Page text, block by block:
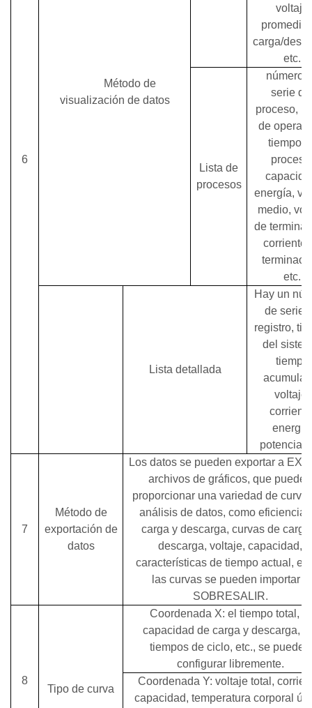
6
Método de
visualización de datos
voltaje
promedio
carga/
etc.
Lista de
procesos
número
serie
proceso,
de
tiempo
energía,
medio,
de
corriente
etc.
Lista detallada
Hay un
de serie
registro,
del
tiempo
voltaje,
energía,
potencia,
7
Método de
exportación de
datos
Los datos se pueden exportar a
archivos de gráficos, que pueden
proporcionar una variedad de
análisis de datos, como eficiencia
carga y descarga, curvas de
descarga, voltaje, capacidad,
características de tiempo actual,
las curvas se pueden importar a
SOBRESALIR.
8
Tipo de curva
Coordenada X: el tiempo total, la
capacidad de carga y descarga,
tiempos de ciclo, etc., se pueden
configurar libremente.
Coordenada Y: voltaje total,
capacidad, temperatura corporal